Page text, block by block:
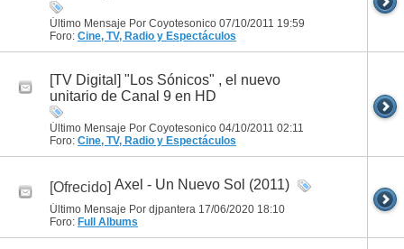
Último Mensaje Por Coyotesonico 07/10/2011 19:59
Foro: Cine, TV, Radio y Espectáculos
[TV Digital] "Los Sónicos" , el nuevo
unitario de Canal 9 en HD
Último Mensaje Por Coyotesonico 04/10/2011 02:11
Foro: Cine, TV, Radio y Espectáculos
[Ofrecido] Axel - Un Nuevo Sol (2011)
Último Mensaje Por djpantera 17/06/2020 18:10
Foro: Full Albums